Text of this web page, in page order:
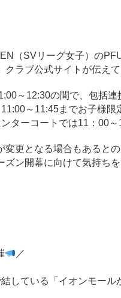
（SVリーグ女子）の
ラブ公式サイトが伝えて
～12:30の間で、包括
～11:45までお子様
ターコートでは11：00
更となる場合もあると
ン開幕に向けて気持ち
／
している「イオンモー